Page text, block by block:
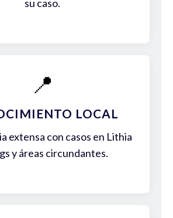
su caso.
📍
LOCAL
extensa con casos en Lithia
y áreas circundantes.